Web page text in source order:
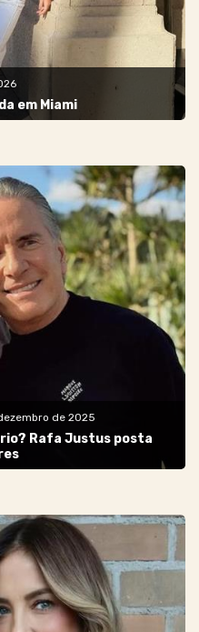
em Miami
de 2025
Rafa Justus posta